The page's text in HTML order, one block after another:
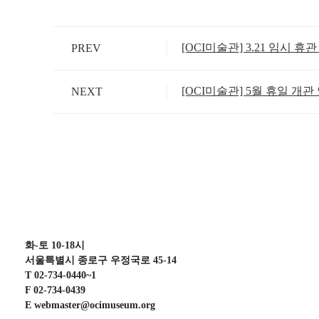
PREV [OCI미술관] 3.21 임시 휴관
NEXT [OCI미술관] 5월 휴일 개관
화-토 10-18시
서울특별시 종로구 우정국로 45-14
T 02-734-0440~1
F 02-734-0439
E webmaster@ocimuseum.org